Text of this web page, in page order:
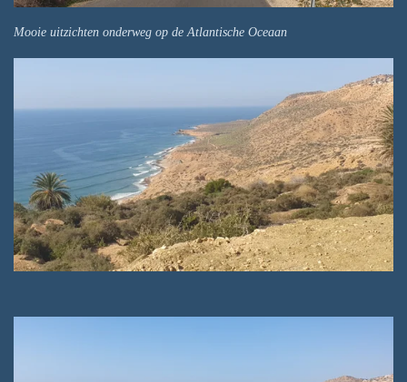
Mooie uitzichten onderweg op de Atlantische Oceaan